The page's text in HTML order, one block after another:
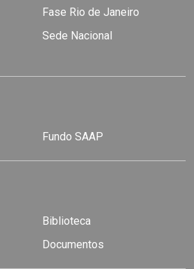
Fase Rio de Janeiro
Sede Nacional
Fundo SAAP
Biblioteca
Documentos